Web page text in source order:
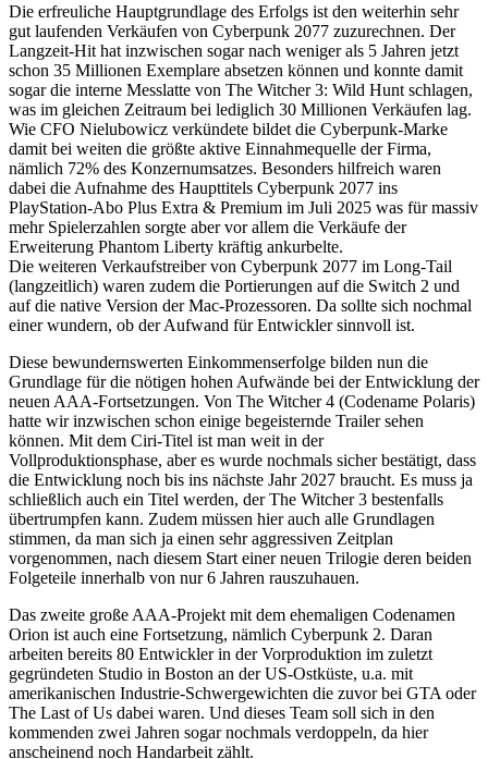
Die erfreuliche Hauptgrundlage des Erfolgs ist den weiterhin sehr
gut laufenden Verkäufen von Cyberpunk 2077 zuzurechnen. Der
Langzeit-Hit hat inzwischen sogar nach weniger als 5 Jahren jetzt
schon 35 Millionen Exemplare absetzen können und konnte damit
sogar die interne Messlatte von The Witcher 3: Wild Hunt schlagen,
was im gleichen Zeitraum bei lediglich 30 Millionen Verkäufen lag.
Wie CFO Nielubowicz verkündete bildet die Cyberpunk-Marke
damit bei weiten die größte aktive Einnahmequelle der Firma,
nämlich 72% des Konzernumsatzes. Besonders hilfreich waren
dabei die Aufnahme des Haupttitels Cyberpunk 2077 ins
PlayStation-Abo Plus Extra & Premium im Juli 2025 was für massiv
mehr Spielerzahlen sorgte aber vor allem die Verkäufe der
Erweiterung Phantom Liberty kräftig ankurbelte.
Die weiteren Verkaufstreiber von Cyberpunk 2077 im Long-Tail
(langzeitlich) waren zudem die Portierungen auf die Switch 2 und
auf die native Version der Mac-Prozessoren. Da sollte sich nochmal
einer wundern, ob der Aufwand für Entwickler sinnvoll ist.
Diese bewundernswerten Einkommenserfolge bilden nun die
Grundlage für die nötigen hohen Aufwände bei der Entwicklung der
neuen AAA-Fortsetzungen. Von The Witcher 4 (Codename Polaris)
hatte wir inzwischen schon einige begeisternde Trailer sehen
können. Mit dem Ciri-Titel ist man weit in der
Vollproduktionsphase, aber es wurde nochmals sicher bestätigt, dass
die Entwicklung noch bis ins nächste Jahr 2027 braucht. Es muss ja
schließlich auch ein Titel werden, der The Witcher 3 bestenfalls
übertrumpfen kann. Zudem müssen hier auch alle Grundlagen
stimmen, da man sich ja einen sehr aggressiven Zeitplan
vorgenommen, nach diesem Start einer neuen Trilogie deren beiden
Folgeteile innerhalb von nur 6 Jahren rauszuhauen.
Das zweite große AAA-Projekt mit dem ehemaligen Codenamen
Orion ist auch eine Fortsetzung, nämlich Cyberpunk 2. Daran
arbeiten bereits 80 Entwickler in der Vorproduktion im zuletzt
gegründeten Studio in Boston an der US-Ostküste, u.a. mit
amerikanischen Industrie-Schwergewichten die zuvor bei GTA oder
The Last of Us dabei waren. Und dieses Team soll sich in den
kommenden zwei Jahren sogar nochmals verdoppeln, da hier
anscheinend noch Handarbeit zählt.